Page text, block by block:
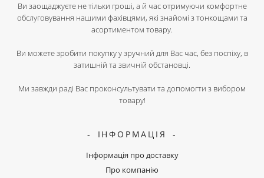
Ви заощаджуєте не тільки гроші, а й час отримуючи комфортне
обслуговування нашими фахівцями, які знайомі з тонкощами та
асортиментом товару.
Ви можете зробити покупку у зручний для Вас час, без поспіху, в
затишній та звичній обстановці.
Ми завжди раді Вас проконсультувати та допомогти з вибором
товару!
ІНФОРМАЦІЯ
Інформація про доставку
Про компанію